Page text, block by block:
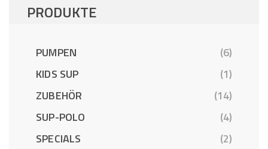
PRODUKTE
PUMPEN
(6)
KIDS SUP
(1)
ZUBEHÖR
(14)
SUP-POLO
(4)
SPECIALS
(2)